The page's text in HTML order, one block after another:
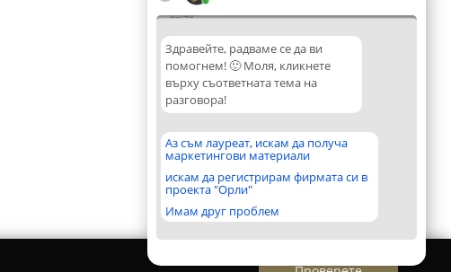
03:46
Здравейте, радваме се да ви
помогнем! 🙂 Моля, кликнете
върху съответната тема на
разговора!
Аз съм лауреат, искам да получа
маркетингови материали
искам да регистрирам фирмата си в
проекта "Орли"
Имам друг проблем